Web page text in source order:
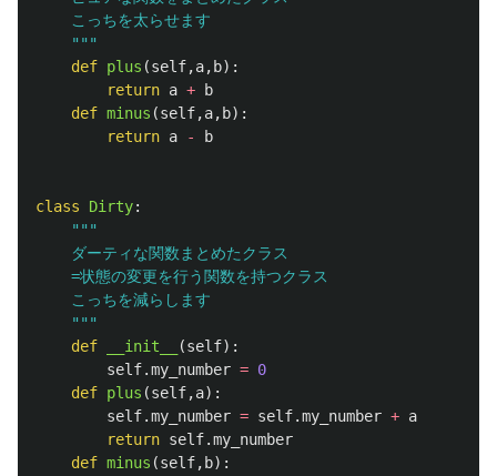
"""
def plus (self,a, b):
return a +
b
def minus (self,a, b):
return a - b
class Dirty:
"""
"""
def
__init__ (self):
self.my_number = 0
def plus (self,a):
self.my_number = self.my_number + a
return self.my_number
def minus (self, b):